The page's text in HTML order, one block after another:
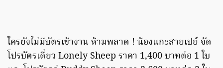
ใครยังไม่มีบัตรเข้างาน ห้ามพลาด ! น้องแกะสายเปย์ จัด
โปรบัตรเดี่ยว Lonely Sheep ราคา 1,400 บาทต่อ 1 ใบ